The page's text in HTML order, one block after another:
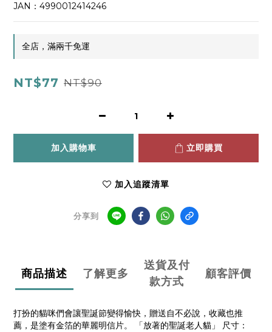
JAN：4990012414246
全店，滿兩千免運
NT$77 NT$90
加入購物車 立即購買
加入追蹤清單
分享到
商品描述 了解更多
送貨及付
款方式
顧客評價
打扮的貓咪們會讓聖誕節變得愉快，贈送自不必說，收藏也推
薦，是塗有金箔的華麗明信片。 「放著的聖誕老人貓」 尺寸：